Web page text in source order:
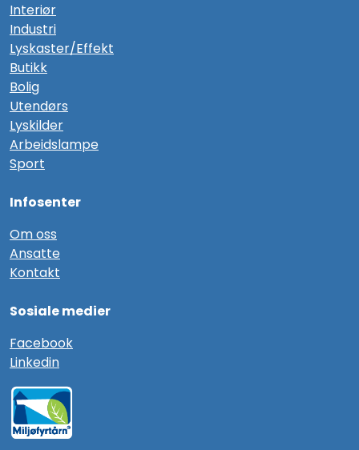
Interiør
Industri
Lyskaster/Effekt
Butikk
Bolig
Utendørs
Lyskilder
Arbeidslampe
Sport
Infosenter
Om oss
Ansatte
Kontakt
Sosiale medier
Facebook
Linkedin